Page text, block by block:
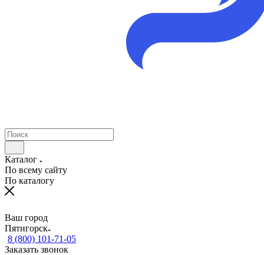
Каталог
По всему сайту
По каталогу
Ваш город
Пятигорск
8 (800) 101-71-05
Заказать звонок